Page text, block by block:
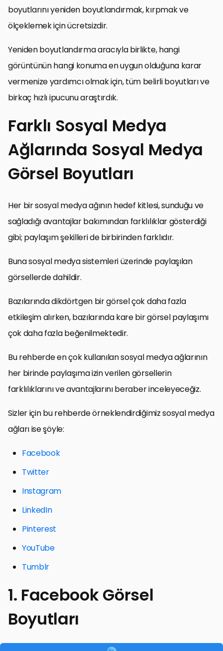
boyutlarını yeniden boyutlandırmak, kırpmak ve
ölçeklemek için ücretsizdir.
Yeniden boyutlandırma aracıyla birlikte, hangi
görüntünün hangi konuma en uygun olduğuna karar
vermenize yardımcı olmak için, tüm belirli boyutları ve
birkaç hızlı ipucunu araştırdık.
Farklı Sosyal Medya
Ağlarında Sosyal Medya
Görsel Boyutları
Her bir sosyal medya ağının hedef kitlesi, sunduğu ve
sağladığı avantajlar bakımından farklılıklar gösterdiği
gibi; paylaşım şekilleri de birbirinden farklıdır.
Buna sosyal medya sistemleri üzerinde paylaşılan
görsellerde dahildir.
Bazılarında dikdörtgen bir görsel çok daha fazla
etkileşim alırken, bazılarında kare bir görsel paylaşımı
çok daha fazla beğenilmektedir.
Bu rehberde en çok kullanılan sosyal medya ağlarının
her birinde paylaşıma izin verilen görsellerin
farklılıklarını ve avantajlarını beraber inceleyeceğiz.
Sizler için bu rehberde örneklendirdiğimiz sosyal medya
ağları ise şöyle:
Facebook
Twitter
Instagram
LinkedIn
Pinterest
YouTube
Tumblr
1. Facebook Görsel
Boyutları